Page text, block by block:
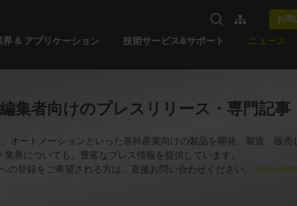
お問
界 & アプリケーション 技術サービス&サポート ニュース
集者向けのプレスリリース・専門記事
オートメーションといった基幹産業向けの製品を開発、製造、販売
業界についても、豊富なプレス情報を提供しています。
の登録をご希望される方は、直接お問い合わせください。